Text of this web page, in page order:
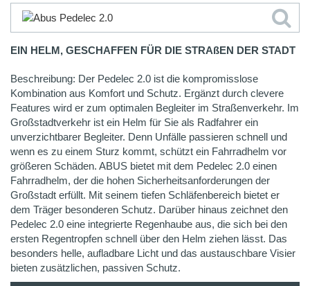
EIN HELM, GESCHAFFEN FÜR DIE STRAßEN DER STADT
Beschreibung: Der Pedelec 2.0 ist die kompromisslose
Kombination aus Komfort und Schutz. Ergänzt durch clevere
Features wird er zum optimalen Begleiter im Straßenverkehr. Im
Großstadtverkehr ist ein Helm für Sie als Radfahrer ein
unverzichtbarer Begleiter. Denn Unfälle passieren schnell und
wenn es zu einem Sturz kommt, schützt ein Fahrradhelm vor
größeren Schäden. ABUS bietet mit dem Pedelec 2.0 einen
Fahrradhelm, der die hohen Sicherheitsanforderungen der
Großstadt erfüllt. Mit seinem tiefen Schläfenbereich bietet er
dem Träger besonderen Schutz. Darüber hinaus zeichnet den
Pedelec 2.0 eine integrierte Regenhaube aus, die sich bei den
ersten Regentropfen schnell über den Helm ziehen lässt. Das
besonders helle, aufladbare Licht und das austauschbare Visier
bieten zusätzlichen, passiven Schutz.